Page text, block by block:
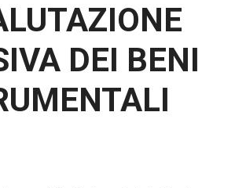
DEI BENI